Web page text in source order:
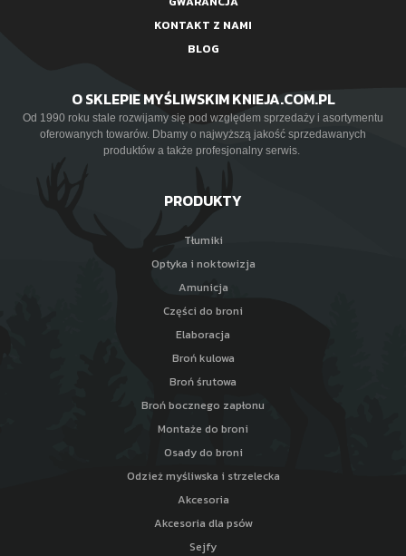
KONTAKT Z NAMI
BLOG
O SKLEPIE MYŚLIWSKIM KNIEJA.COM.PL
Od 1990 roku stale rozwijamy się pod względem sprzedaży i asortymentu
oferowanych towarów. Dbamy o najwyższą jakość sprzedawanych
produktów a także profesjonalny serwis.
PRODUKTY
Tłumiki
Optyka i noktowizja
Amunicja
Części do broni
Elaboracja
Broń kulowa
Broń śrutowa
Broń bocznego zapłonu
Montaże do broni
Osady do broni
Odzież myśliwska i strzelecka
Akcesoria
Akcesoria dla psów
Sejfy